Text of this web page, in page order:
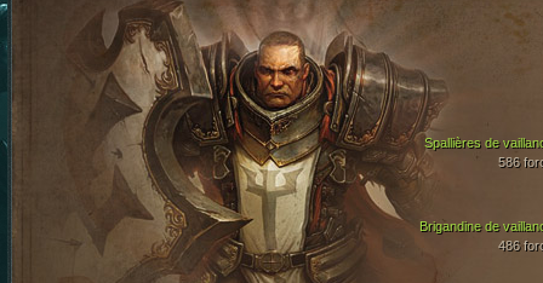
Brigandine de
486
Spallières de
586